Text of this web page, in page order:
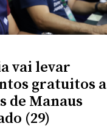
vai levar
gratuitos a
de Manaus
(29)